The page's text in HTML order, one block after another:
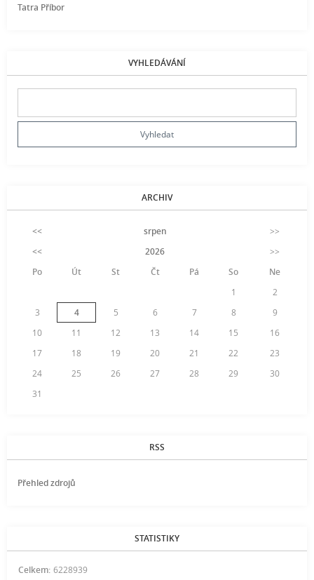
Tatra Příbor
VYHLEDÁVÁNÍ
ARCHIV
<< srpen
>>
<<
2026
>>
Po
Út St Čt Pá So
Ne
1
2
3
4 5 6 7 8
9
10
11 12 13 14 15
16
17
18 19 20 21 22
23
24
25 26 27 28 29
30
31
RSS
Přehled zdrojů
STATISTIKY
Celkem: 6228939